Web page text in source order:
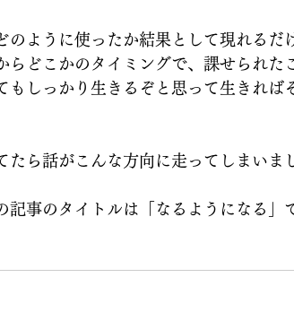
のように使ったか結果として現れるだ
らどこかのタイミングで、課せられた
もしっかり生きるぞと思って生きれば
たら話がこんな方向に走ってしまいま
記事のタイトルは「なるようになる」